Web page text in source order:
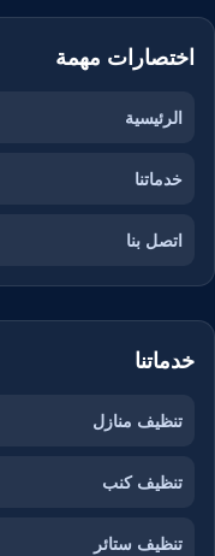
اختصارات مهمة
الرئيسية
خدماتنا
اتصل بنا
خدماتنا
تنظيف منازل
تنظيف كنب
تنظيف ستائر